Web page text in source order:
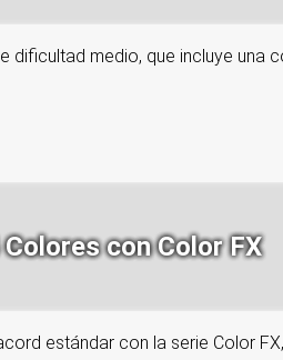
medio, que incluye
con Color FX
estándar con la serie Color